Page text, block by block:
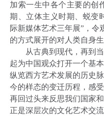
加索一生中各个主要的创
期、立体主义时期、蜕
际新媒体艺术三年展”，
的方式展开的对人类自身
从古典到现代，再到
起为中国观众打开一个基
纵览西方艺术发展的历史
今的样态的变迁历程，感
再回过头来反思我们国家
正是深层次的文化艺术交流